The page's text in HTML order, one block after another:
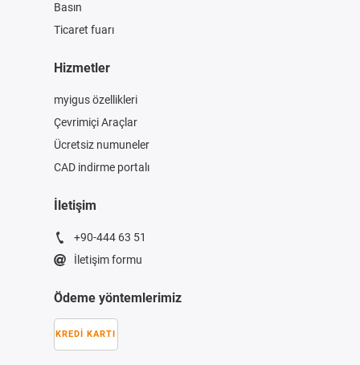
Basın
Ticaret fuarı
Hizmetler
myigus özellikleri
Çevrimiçi Araçlar
Ücretsiz numuneler
CAD indirme portalı
İletişim
+90-444 63 51
İletişim formu
Ödeme yöntemlerimiz
KREDI KARTI